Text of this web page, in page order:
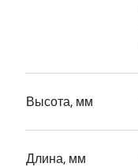
Высота, мм
Длина, мм